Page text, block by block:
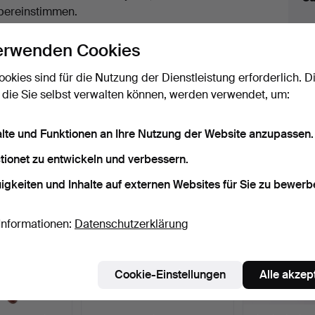
zu erhalten, sobald dieses Objekt
ist.
die mit Ihrer Suche
Cookies
sind für die Nutzung der Dienstleistung erforderlich.
Sie selbst verwalten können, werden verwendet, um:
und Funktionen an Ihre Nutzung der Website anzupassen.
zu entwickeln und verbessern.
und Inhalte auf externen Websites für Sie zu
Datenschutzerklärung
Cookie-Einstellungen Alle